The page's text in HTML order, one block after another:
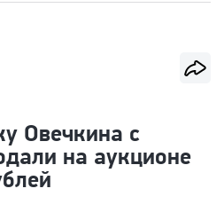
Овечкина с
на аукционе